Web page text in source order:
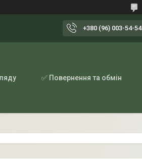
+380 (96) 003-54-54
✅ Повернення та обмін